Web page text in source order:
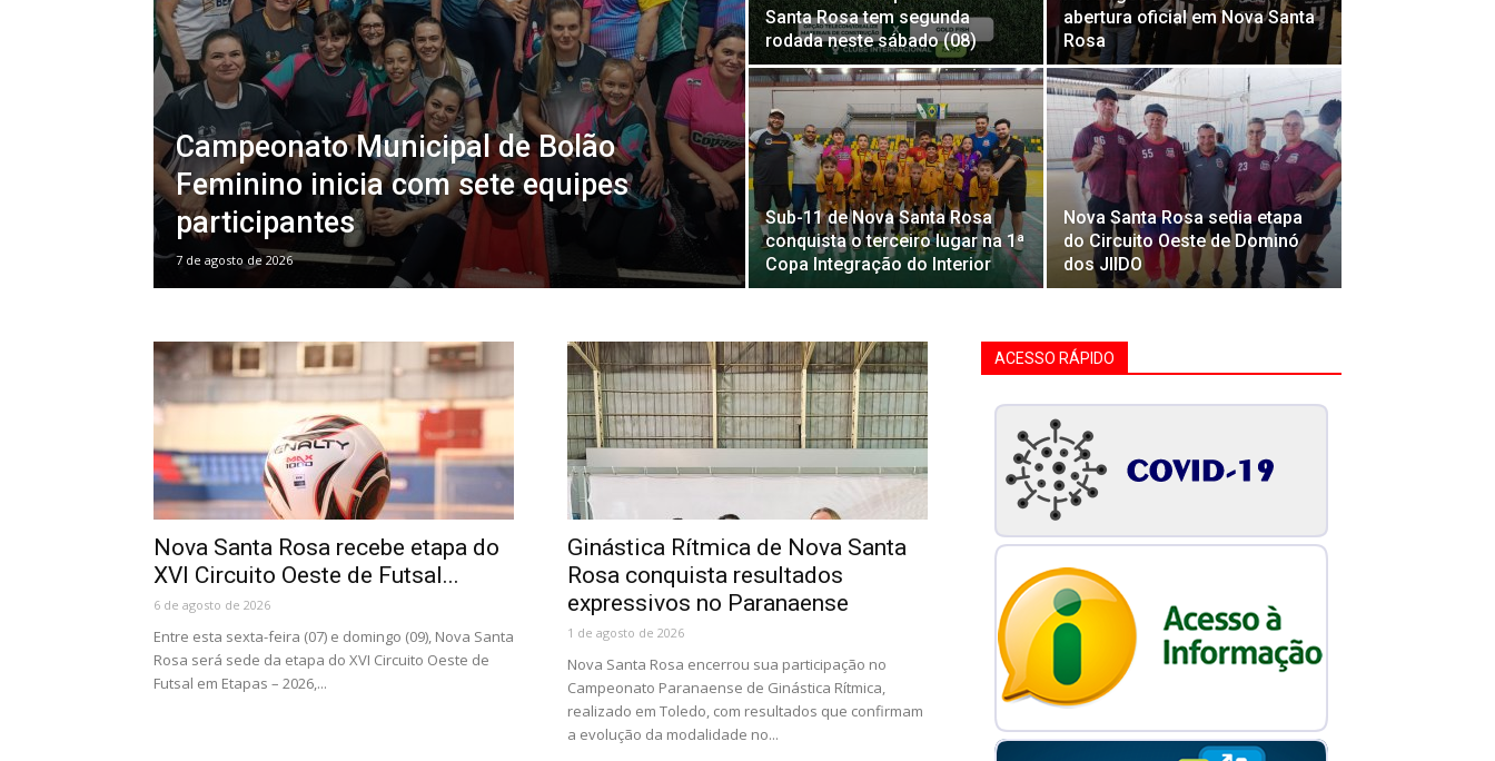
Campeonato Municipal de Bolão
Feminino inicia com sete equipes
participantes
7 de agosto de 2026
Santa Rosa tem segunda
rodada neste sábado (08)
abertura oficial em Nova Santa
Rosa
Sub-11 de Nova Santa Rosa
conquista o terceiro lugar na 1ª
Copa Integração do Interior
Nova Santa Rosa sedia etapa
do Circuito Oeste de Dominó
dos JIIDO
Nova Santa Rosa recebe etapa do
XVI Circuito Oeste de Futsal...
6 de agosto de 2026
Entre esta sexta-feira (07) e domingo (09), Nova Santa
Rosa será sede da etapa do XVI Circuito Oeste de
Futsal em Etapas – 2026,...
Ginástica Rítmica de Nova Santa
Rosa conquista resultados
expressivos no Paranaense
1 de agosto de 2026
Nova Santa Rosa encerrou sua participação no
Campeonato Paranaense de Ginástica Rítmica,
realizado em Toledo, com resultados que confirmam
a evolução da modalidade no...
ACESSO RÁPIDO